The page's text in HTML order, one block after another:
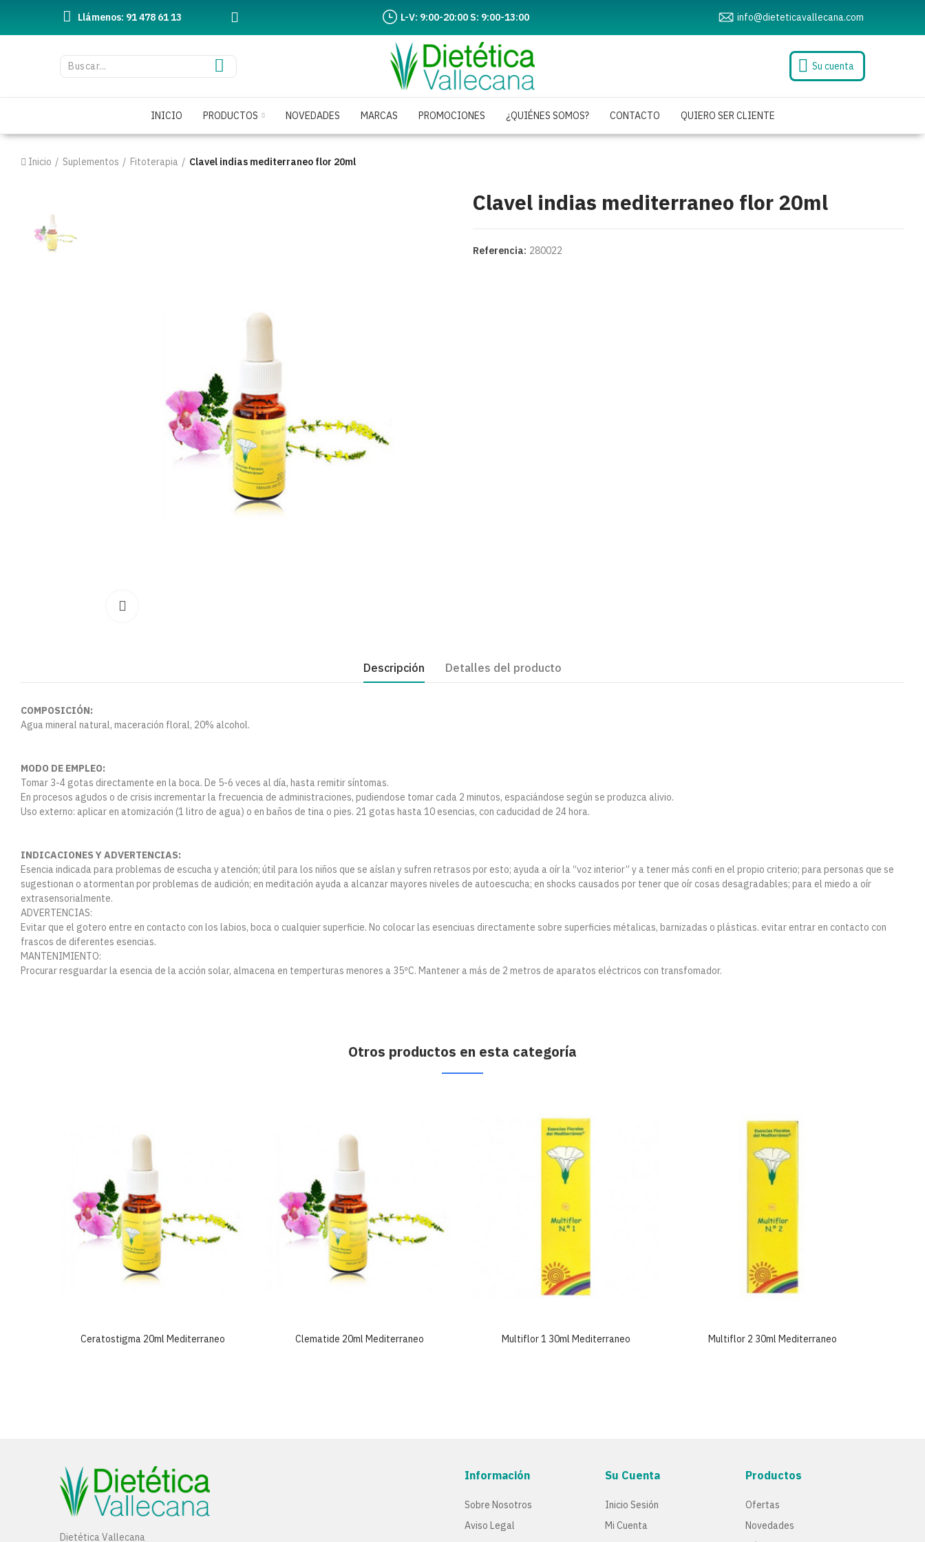
Llámenos: 91 478 61 13 L-V: 9:00-20:00 S: 9:00-13:00 info@dieteticavallecana.com
Su cuenta
INICIO PRODUCTOS NOVEDADES MARCAS PROMOCIONES ¿QUIÉNES SOMOS? CONTACTO QUIERO SER CLIENTE
Inicio Suplementos Fitoterapia Clavel indias mediterraneo flor 20ml
Clavel indias mediterraneo flor 20ml
Referencia: 280022
Descripción Detalles del producto
COMPOSICIÓN:
Agua mineral natural, maceración floral, 20% alcohol.
MODO DE EMPLEO:
Tomar 3-4 gotas directamente en la boca. De 5-6 veces al día, hasta remitir síntomas.
En procesos agudos o de crisis incrementar la frecuencia de administraciones, pudiendose tomar cada 2 minutos, espaciándose según se produzca alivio.
Uso externo: aplicar en atomización (1 litro de agua) o en baños de tina o pies. 21 gotas hasta 10 esencias, con caducidad de 24 hora.
INDICACIONES Y ADVERTENCIAS:
Esencia indicada para problemas de escucha y atención; útil para los niños que se aíslan y sufren retrasos por esto; ayuda a oír la “voz interior” y a tener más confi en el propio criterio; para personas que se
sugestionan o atormentan por problemas de audición; en meditación ayuda a alcanzar mayores niveles de autoescucha; en shocks causados por tener que oír cosas desagradables; para el miedo a oír
extrasensorialmente.
ADVERTENCIAS:
Evitar que el gotero entre en contacto con los labios, boca o cualquier superficie. No colocar las esenciuas directamente sobre superficies métalicas, barnizadas o plásticas. evitar entrar en contacto con
frascos de diferentes esencias.
MANTENIMIENTO:
Procurar resguardar la esencia de la acción solar, almacena en temperturas menores a 35ºC. Mantener a más de 2 metros de aparatos eléctricos con transfomador.
Otros productos en esta categoría
Ceratostigma 20ml Mediterraneo Clematide 20ml Mediterraneo Multiflor 1 30ml Mediterraneo Multiflor 2 30ml Mediterraneo
Dietética Vallecana
Información
Sobre Nosotros
Aviso Legal
Su Cuenta
Inicio Sesión
Mi Cuenta
Productos
Ofertas
Novedades